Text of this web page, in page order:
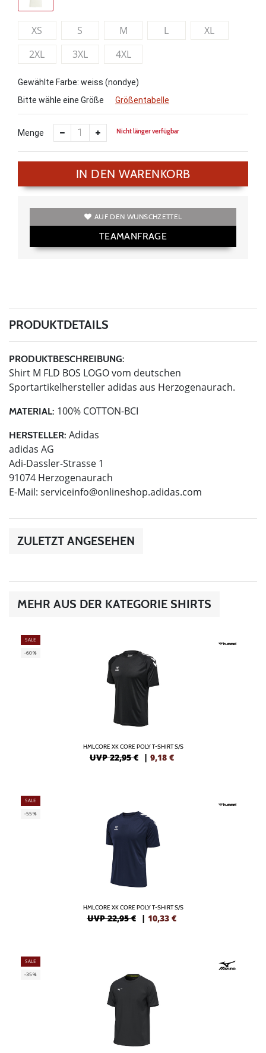
XS S M L
XL
2XL
3XL 4XL
Gewählte Farbe: weiss (nondye)
Bitte wähle eine Größe
Größentabelle
Menge Nicht länger verfügbar
IN DEN WARENKORB
AUF DEN WUNSCHZETTEL
TEAMANFRAGE
PRODUKTDETAILS
PRODUKTBESCHREIBUNG:
Shirt M FLD BOS LOGO vom deutschen
Sportartikelhersteller adidas aus Herzogenaurach.
MATERIAL: 100% COTTON-BCI
HERSTELLER: Adidas
adidas AG
Adi-Dassler-Strasse 1
91074 Herzogenaurach
E-Mail: serviceinfo@onlineshop.adidas.com
ZULETZT ANGESEHEN
MEHR AUS DER KATEGORIE SHIRTS
SALE
-60%
HMLCORE XK CORE POLY T-SHIRT S/S
UVP 22,95 € | 9,18 €
SALE
-55%
HMLCORE XK CORE POLY T-SHIRT S/S
UVP 22,95 € | 10,33 €
SALE
-35%